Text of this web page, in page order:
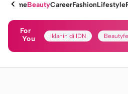
HomeBeautyCareerFashionLifestyle
For
You
Iklanin di IDN